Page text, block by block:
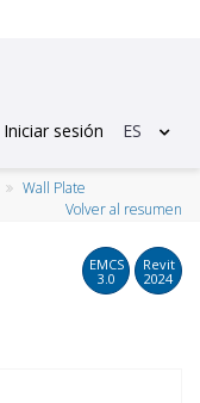
Iniciar sesión ES
Wall Plate
Volver al resumen
EMCS
3.0
Revit
2024